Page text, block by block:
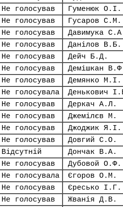
Не голосував Гуменюк О.І.
Не голосував Гусаров С.М.
Не голосував Давимука
Не голосував Данілов В.Б.
Не голосував Дейч Б.Д.
Не голосував Демішкан
Не голосував Демянко М.І.
Не голосувала Денькович
Не голосував Деркач А.Л.
Не голосував Джемілєв М.
Не голосував Джоджик Я.І.
Не голосував Довгий С.О.
Відсутній Дончак В.А.
Не голосував Дубовой О.Ф.
Не голосувала Єгоров О.М.
Не голосував Єресько І.Г.
Не голосував Жванія Д.В.